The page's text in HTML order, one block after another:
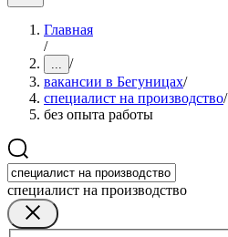
Главная
/
... /
вакансии в Бегуницах/
специалист на производство/
без опыта работы
специалист на производство